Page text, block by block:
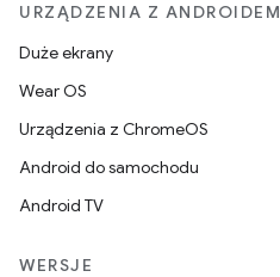
URZĄDZENIA Z ANDROIDEM
Duże ekrany
Wear OS
Urządzenia z ChromeOS
Android do samochodu
Android TV
WERSJE